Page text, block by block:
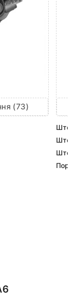
(73)
Шток
Шток